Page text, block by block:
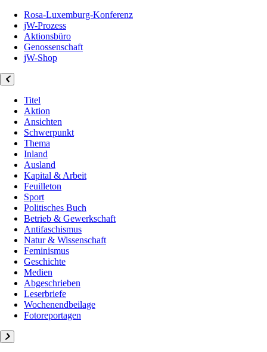
Rosa-Luxemburg-Konferenz
jW-Prozess
Aktionsbüro
Genossenschaft
jW-Shop
Titel
Aktion
Ansichten
Schwerpunkt
Thema
Inland
Ausland
Kapital & Arbeit
Feuilleton
Sport
Politisches Buch
Betrieb & Gewerkschaft
Antifaschismus
Natur & Wissenschaft
Feminismus
Geschichte
Medien
Abgeschrieben
Leserbriefe
Wochenendbeilage
Fotoreportagen